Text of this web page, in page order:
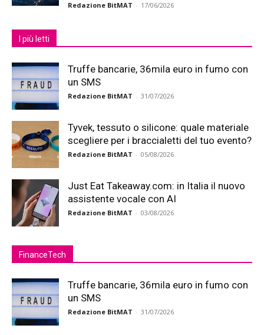
Redazione BitMAT - 17/06/2026
I più letti
Truffe bancarie, 36mila euro in fumo con
un SMS
Redazione BitMAT - 31/07/2026
Tyvek, tessuto o silicone: quale materiale
scegliere per i braccialetti del tuo evento?
Redazione BitMAT - 05/08/2026
Just Eat Takeaway.com: in Italia il nuovo
assistente vocale con AI
Redazione BitMAT - 03/08/2026
FinanceTech
Truffe bancarie, 36mila euro in fumo con
un SMS
Redazione BitMAT - 31/07/2026